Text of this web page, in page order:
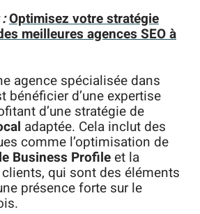
Optimisez votre stratégie
meilleures agences SEO à
agence spécialisée dans
bénéficier d’une expertise
d’une stratégie de
adaptée. Cela inclut des
comme l’optimisation de
Business Profileet la
qui sont des éléments
présence forte sur le